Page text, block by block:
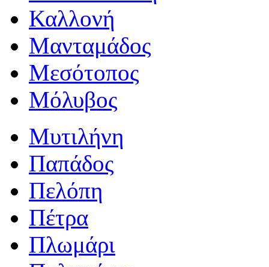
Καλλονή
Μανταμάδος
Μεσότοπος
Μόλυβος
Μυτιλήνη
Παπάδος
Πελόπη
Πέτρα
Πλωμάρι